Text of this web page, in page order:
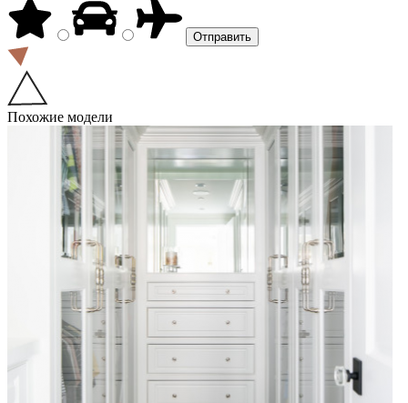
Похожие модели